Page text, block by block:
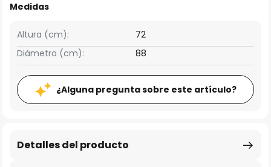
Medidas
Altura (cm):
72
Diámetro (cm):
88
¿Alguna pregunta sobre este artículo?
Detalles del producto